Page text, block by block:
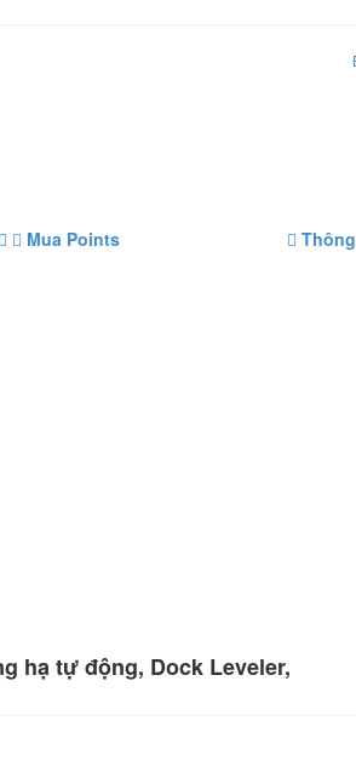
Mua Points
hạ tự động, Dock Leveler,